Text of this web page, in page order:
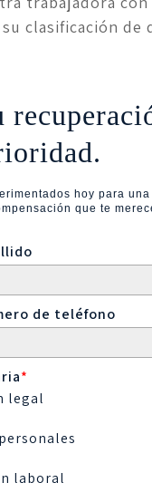
clasificación de
hoy para una
que te
de teléfono
*
legal
laboral